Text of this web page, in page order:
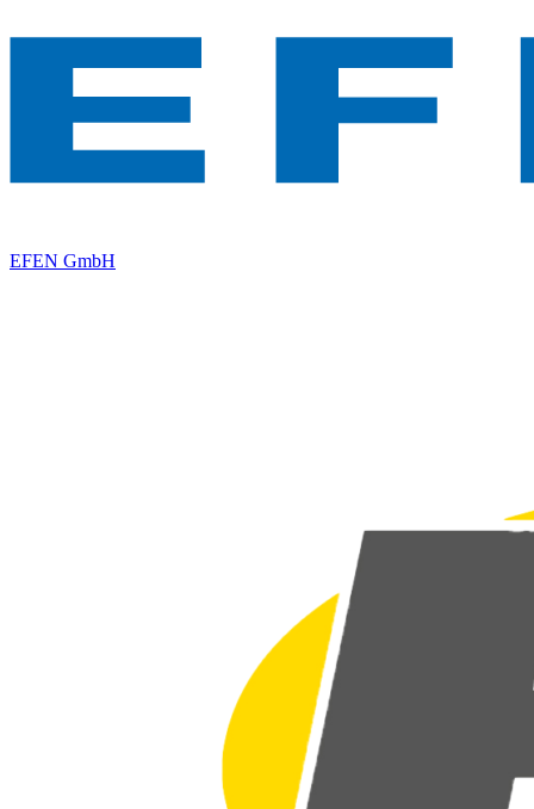
EFEN GmbH